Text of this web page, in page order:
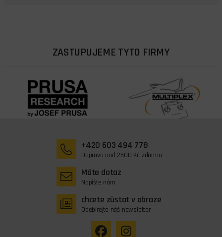
ZASTUPUJEME TYTO FIRMY
+420 603 494 778
Doprava nad 2500 Kč zdarma
Máte dotaz
Napište nám
chcete zůstat v obraze
Odebírejte náš newsletter